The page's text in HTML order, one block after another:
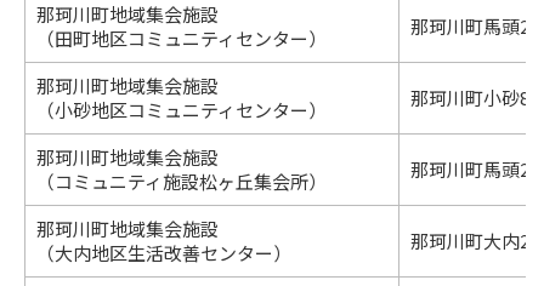
那珂川町地域集会施設
（田町地区コミュニティセンター）
那珂川町馬頭
那珂川町地域集会施設
（小砂地区コミュニティセンター）
那珂川町小砂
那珂川町地域集会施設
（コミュニティ施設松ヶ丘集会所）
那珂川町馬頭
那珂川町地域集会施設
（大内地区生活改善センター）
那珂川町大内